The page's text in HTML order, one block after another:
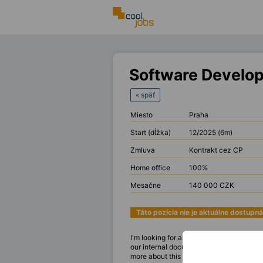
Software
« späť
Miesto
Praha
Start (dĺžka)
12/2025 (6m)
Zmluva
Kontrakt cez CP
Home office
100%
Mesačne
140 000 CZK
Táto pozícia nie je aktuálne dostupná
I'm looking for an experienced
our internal documentation workflows.
more about this position? Feel free to